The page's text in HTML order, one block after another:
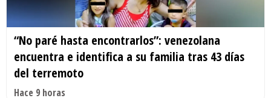
“No paré hasta encontrarlos”: venezolana
encuentra e identifica a su familia tras 43 días
del terremoto
Hace 9 horas